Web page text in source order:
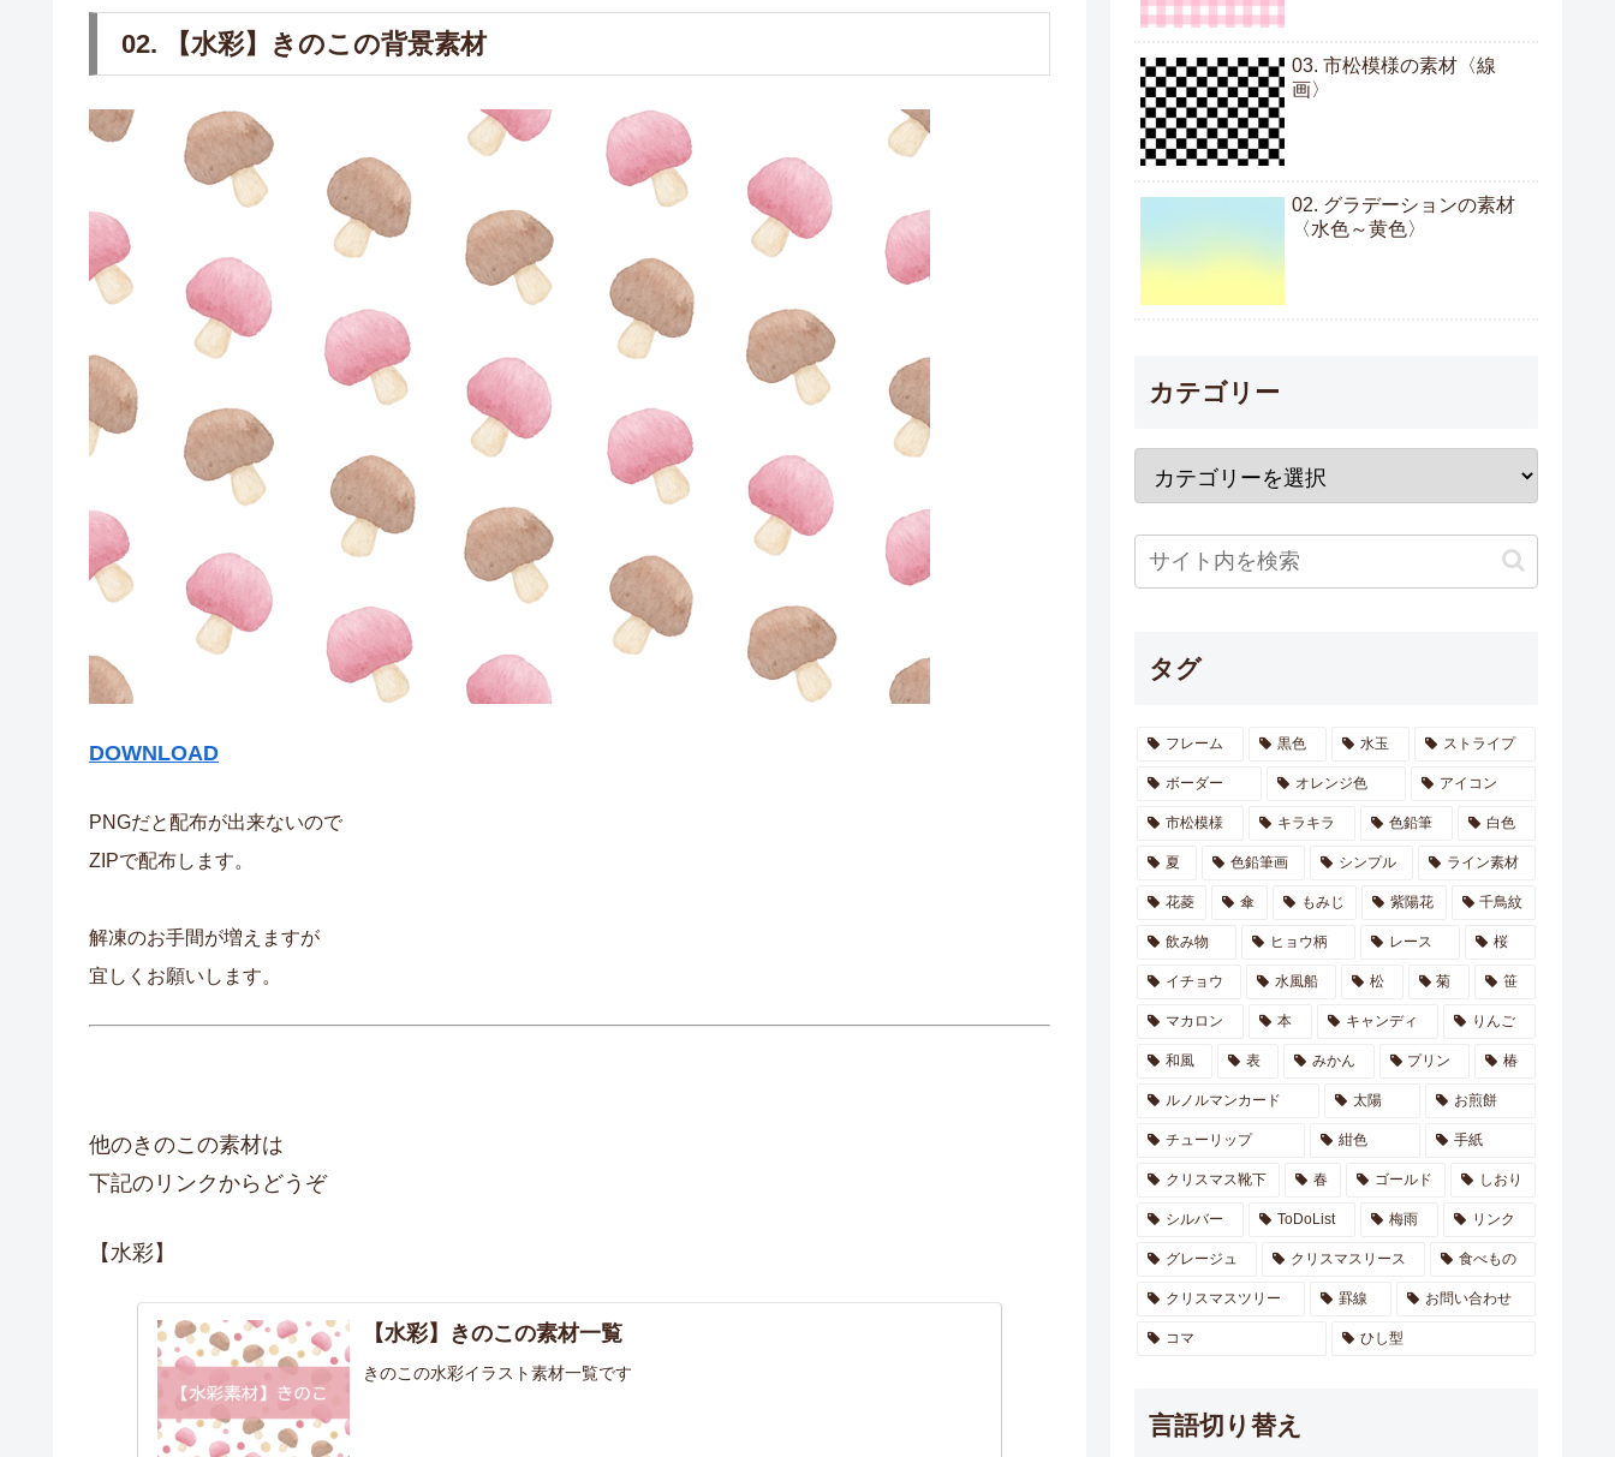
02. 【水彩】きのこの背景素材
DOWNLOAD
PNGだと配布が出来ないので
ZIPで配布します。
解凍のお手間が増えますが
宜しくお願いします。
他のきのこの素材は
下記のリンクからどうぞ
【水彩】
【水彩】きのこの素材一覧
きのこの水彩イラスト素材一覧です
03. 市松模様の素材〈線
画〉
02. グラデーションの素材
〈水色～黄色〉
カテゴリー
タグ
フレーム 黒色 水玉 ストライプ
ボーダー オレンジ色 アイコン
市松模様 キラキラ 色鉛筆 白色
夏 色鉛筆画 シンプル ライン素材
花菱 傘 もみじ 紫陽花 千鳥紋
飲み物 ヒョウ柄 レース 桜
イチョウ 水風船 松 菊 笹
マカロン 本 キャンディ りんご
和風 表 みかん プリン 椿
ルノルマンカード 太陽 お煎餅
チューリップ 紺色 手紙
クリスマス靴下 春 ゴールド しおり
シルバー ToDoList 梅雨 リンク
グレージュ クリスマスリース 食べもの
クリスマスツリー 罫線 お問い合わせ
コマ ひし型
言語切り替え